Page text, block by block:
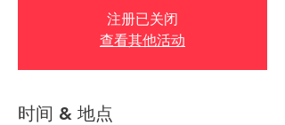
注册已关闭
查看其他活动
时间 & 地点